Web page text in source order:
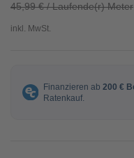
45,99 € / Laufende(r) Meter
inkl. MwSt.